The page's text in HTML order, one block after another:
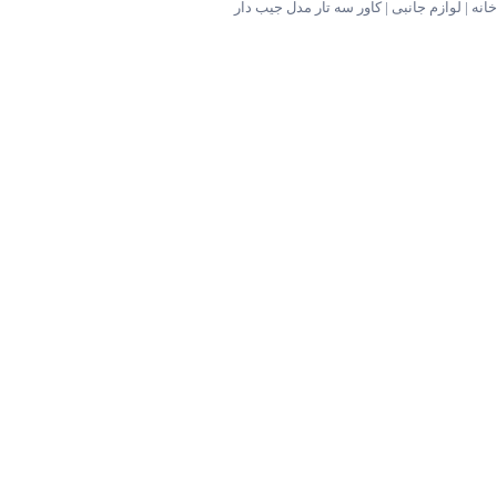
|لوازم جانبی|کاور سه تار مدل جیب دار